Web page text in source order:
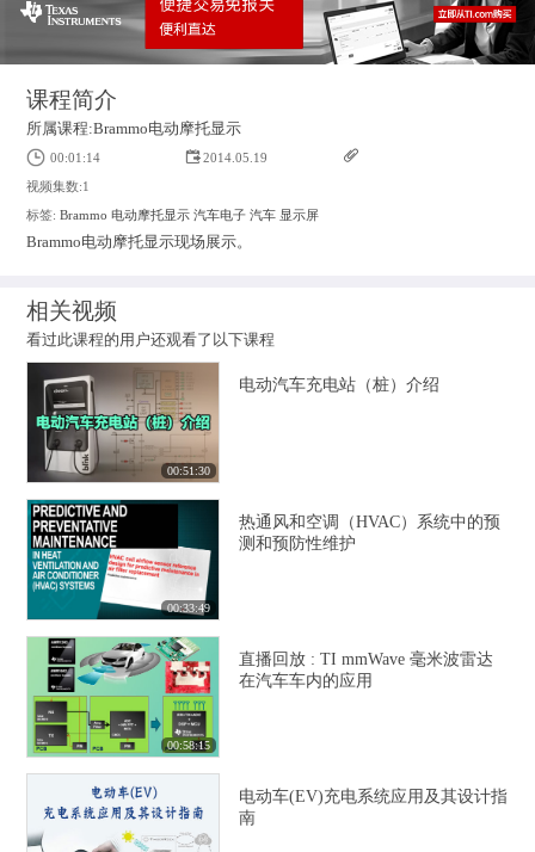
课程简介
所属课程:Brammo电动摩托显示
00:01:14
2014.05.19
视频集数:1
标签:Brammo 电动摩托显示 汽车电子 汽车 显示屏
Brammo电动摩托显示现场展示。
相关视频
看过此课程的用户还观看了以下课程
00:51:30
电动汽车充电站（桩）介绍
00:33:49
热通风和空调（HVAC）系统中的预
测和预防性维护
00:58:15
直播回放 : TI mmWave 毫米波雷达
在汽车车内的应用
电动车(EV)充电系统应用及其设计指
南